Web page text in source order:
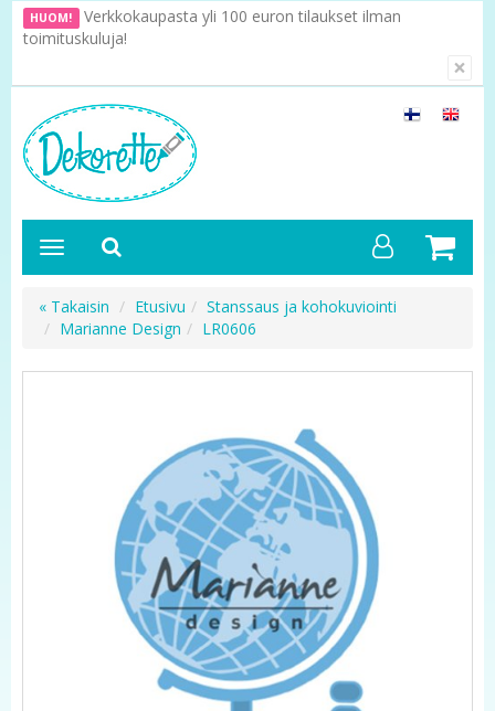
HUOM! Verkkokaupasta yli 100 euron tilaukset ilman
toimituskuluja!
×
« Takaisin Etusivu
Stanssaus ja kohokuviointi
Marianne Design
LR0606